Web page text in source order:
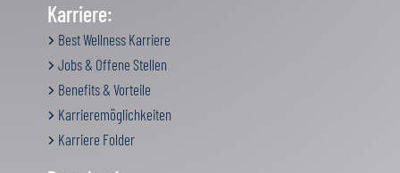
Karriere:
Best Wellness Karriere
Jobs & Offene Stellen
Benefits & Vorteile
Karrieremöglichkeiten
Karriere Folder